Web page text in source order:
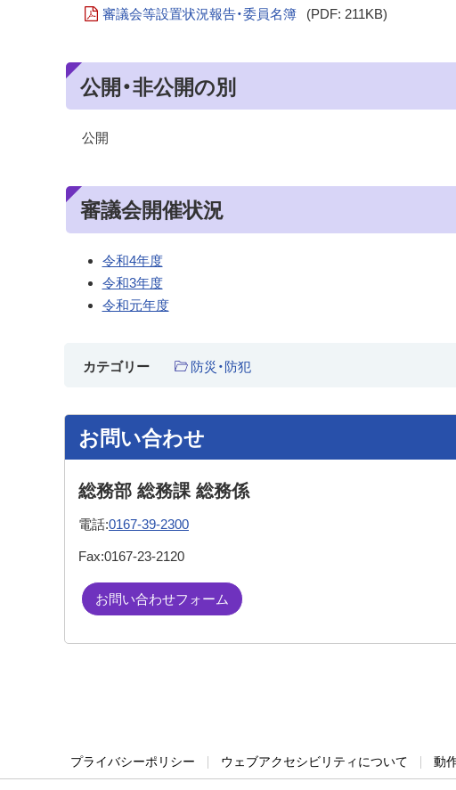
審議会等設置状況報告・委員名簿 (PDF: 211KB)
公開・非公開の別
公開
審議会開催状況
令和4年度
令和3年度
令和元年度
カテゴリー 防災・防犯
お問い合わせ
総務部 総務課 総務係
電話:0167-39-2300
Fax:0167-23-2120
お問い合わせフォーム
プライバシーポリシー ウェブアクセシビリティについて 動